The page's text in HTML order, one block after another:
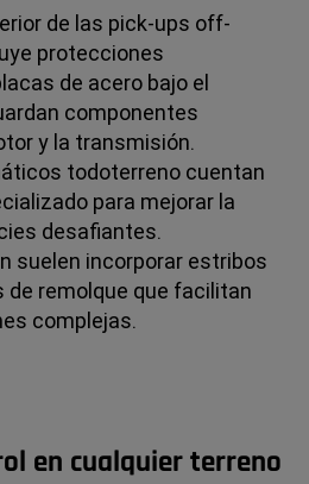
de las pick-ups off-
protecciones
de acero bajo el
componentes
y la transmisión.
todoterreno cuentan
para mejorar la
desafiantes.
suelen incorporar estribos
de remolque que facilitan
complejas.
en cualquier terreno